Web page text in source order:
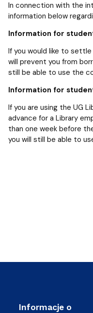
In connection with the
information below
Information for
If you would like to
will prevent you from
still be able to use the
Information for
If you are using the UG
advance for a Library
than one week before
you will still be able to
Informacje o